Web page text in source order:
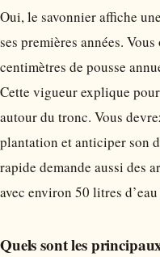
Oui, le savonnier affiche
ses premières années.
centimètres de pousse
Cette vigueur explique
autour du tronc. Vous
plantation et anticiper son
rapide demande aussi des
avec environ 50 litres
Quels sont les